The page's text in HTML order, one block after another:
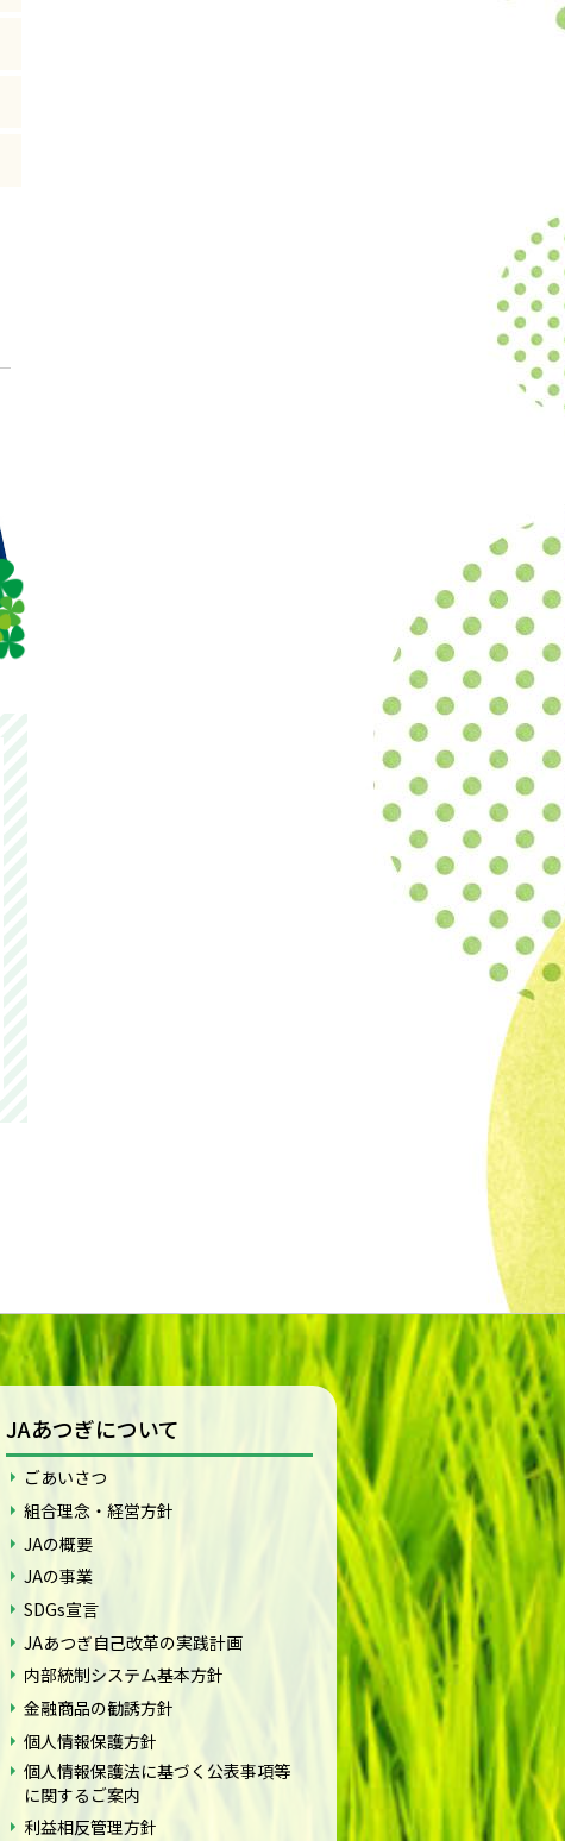
JAあつぎについて
ごあいさつ
組合理念・経営方針
JAの概要
JAの事業
SDGs宣言
JAあつぎ自己改革の実践計画
内部統制システム基本方針
金融商品の勧誘方針
個人情報保護方針
個人情報保護法に基づく公表事項等
に関するご案内
利益相反管理方針